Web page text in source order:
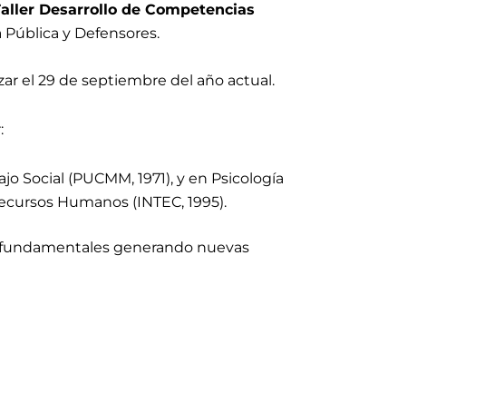
Desarrollo de Competencias
y Defensores.
el 29 de septiembre del año actual.
Social (PUCMM, 1971), y en Psicología
Humanos (INTEC, 1995).
generando nuevas